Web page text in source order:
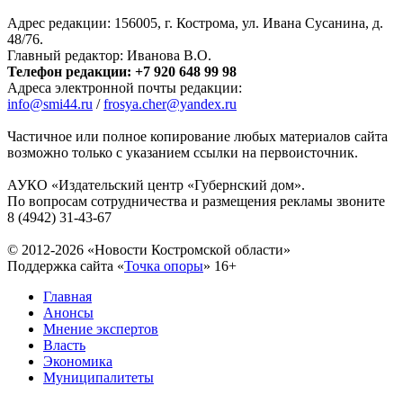
Адрес редакции: 156005, г. Кострома, ул. Ивана Сусанина, д.
48/76.
Главный редактор: Иванова В.О.
Телефон редакции: +7 920 648 99 98
Адреса электронной почты редакции:
info@smi44.ru /frosya.cher@yandex.ru
Частичное или полное копирование любых материалов сайта
возможно только с указанием ссылки на первоисточник.
АУКО «Издательский центр «Губернский дом».
По вопросам сотрудничества и размещения рекламы звоните
8 (4942) 31-43-67
© 2012-2026 «Новости Костромской области»
Поддержка сайта «Точка опоры» 16+
Главная
Анонсы
Мнение экспертов
Власть
Экономика
Муниципалитеты